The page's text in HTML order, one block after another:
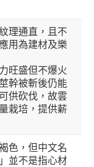
理通直，且不
用為建材及樂
旺盛但不爆火
幹被斬後仍能
供砍伐，故雲
栽培，提供薪
色，但中文名
並不是指心材